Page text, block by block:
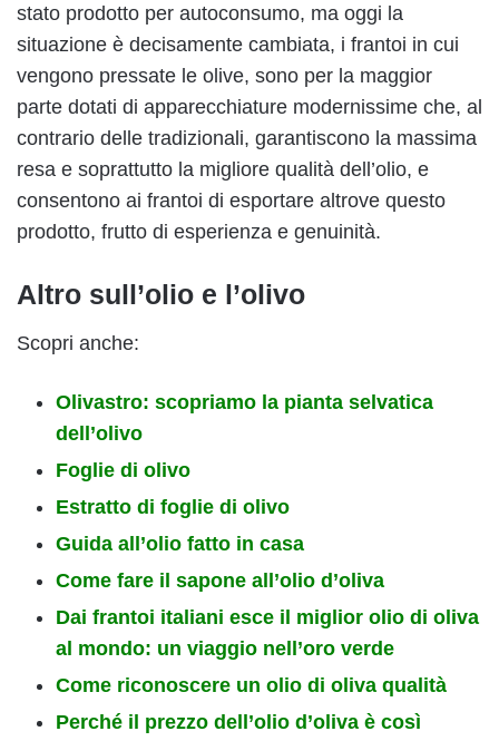
stato prodotto per autoconsumo, ma oggi la
situazione è decisamente cambiata, i frantoi in cui
vengono pressate le olive, sono per la maggior
parte dotati di apparecchiature modernissime che, al
contrario delle tradizionali, garantiscono la massima
resa e soprattutto la migliore qualità dell’olio, e
consentono ai frantoi di esportare altrove questo
prodotto, frutto di esperienza e genuinità.
Altro sull’olio e l’olivo
Scopri anche:
Olivastro: scopriamo la pianta selvatica
dell’olivo
Foglie di olivo
Estratto di foglie di olivo
Guida all’olio fatto in casa
Come fare il sapone all’olio d’oliva
Dai frantoi italiani esce il miglior olio di oliva
al mondo: un viaggio nell’oro verde
Come riconoscere un olio di oliva qualità
Perché il prezzo dell’olio d’oliva è così